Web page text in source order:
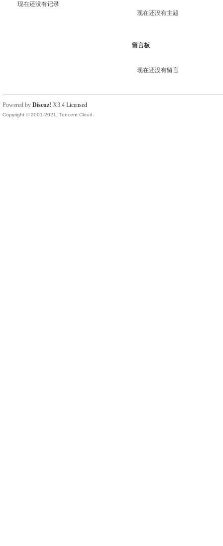
现在还没有记录
现在还没有主题
留言板
现在还没有留言
Powered by Discuz! X3.4 Licensed
Copyright © 2001-2021, Tencent Cloud.